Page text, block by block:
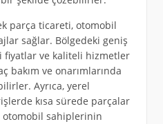
parça ticareti, otomobil
sağlar. Bölgedeki geniş
fiyatlar ve kaliteli hizmetler
bakım ve onarımlarında
Ayrıca, yerel
kısa sürede parçalar
sahiplerinin